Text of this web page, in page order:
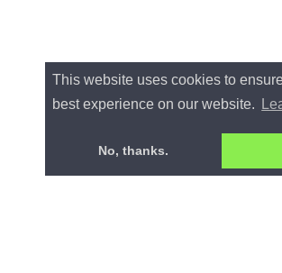
This website uses cookies to
best experience on our website.
No, thanks.